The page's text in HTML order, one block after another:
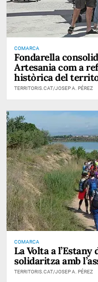
COMARCA
Fondarella
Artesania com a
històrica del
TERRITORIS.CAT/JOSEP A. PÉREZ
COMARCA
La Volta a l’Estany
solidaritza amb
TERRITORIS.CAT/JOSEP A. PÉREZ